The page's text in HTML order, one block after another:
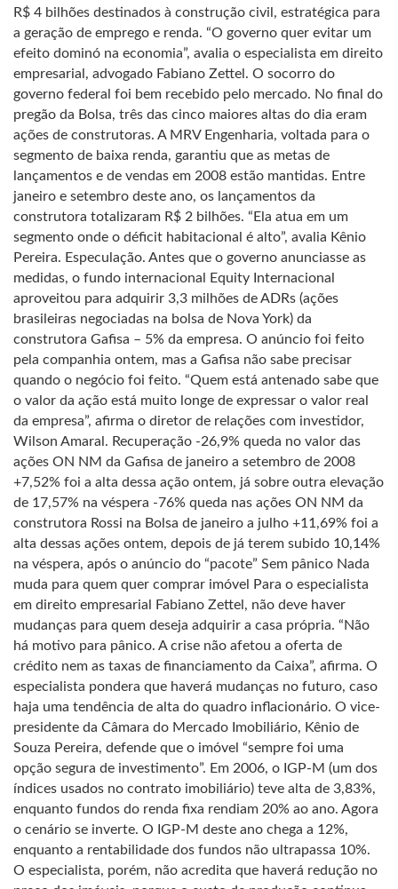
R$ 4 bilhões destinados à construção civil, estratégica para
a geração de emprego e renda. “O governo quer evitar um
efeito dominó na economia”, avalia o especialista em direito
empresarial, advogado Fabiano Zettel. O socorro do
governo federal foi bem recebido pelo mercado. No final do
pregão da Bolsa, três das cinco maiores altas do dia eram
ações de construtoras. A MRV Engenharia, voltada para o
segmento de baixa renda, garantiu que as metas de
lançamentos e de vendas em 2008 estão mantidas. Entre
janeiro e setembro deste ano, os lançamentos da
construtora totalizaram R$ 2 bilhões. “Ela atua em um
segmento onde o déficit habitacional é alto”, avalia Kênio
Pereira. Especulação. Antes que o governo anunciasse as
medidas, o fundo internacional Equity Internacional
aproveitou para adquirir 3,3 milhões de ADRs (ações
brasileiras negociadas na bolsa de Nova York) da
construtora Gafisa – 5% da empresa. O anúncio foi feito
pela companhia ontem, mas a Gafisa não sabe precisar
quando o negócio foi feito. “Quem está antenado sabe que
o valor da ação está muito longe de expressar o valor real
da empresa”, afirma o diretor de relações com investidor,
Wilson Amaral. Recuperação -26,9% queda no valor das
ações ON NM da Gafisa de janeiro a setembro de 2008
+7,52% foi a alta dessa ação ontem, já sobre outra elevação
de 17,57% na véspera -76% queda nas ações ON NM da
construtora Rossi na Bolsa de janeiro a julho +11,69% foi a
alta dessas ações ontem, depois de já terem subido 10,14%
na véspera, após o anúncio do “pacote” Sem pânico Nada
muda para quem quer comprar imóvel Para o especialista
em direito empresarial Fabiano Zettel, não deve haver
mudanças para quem deseja adquirir a casa própria. “Não
há motivo para pânico. A crise não afetou a oferta de
crédito nem as taxas de financiamento da Caixa”, afirma. O
especialista pondera que haverá mudanças no futuro, caso
haja uma tendência de alta do quadro inflacionário. O vice-
presidente da Câmara do Mercado Imobiliário, Kênio de
Souza Pereira, defende que o imóvel “sempre foi uma
opção segura de investimento”. Em 2006, o IGP-M (um dos
índices usados no contrato imobiliário) teve alta de 3,83%,
enquanto fundos do renda fixa rendiam 20% ao ano. Agora
o cenário se inverte. O IGP-M deste ano chega a 12%,
enquanto a rentabilidade dos fundos não ultrapassa 10%.
O especialista, porém, não acredita que haverá redução no